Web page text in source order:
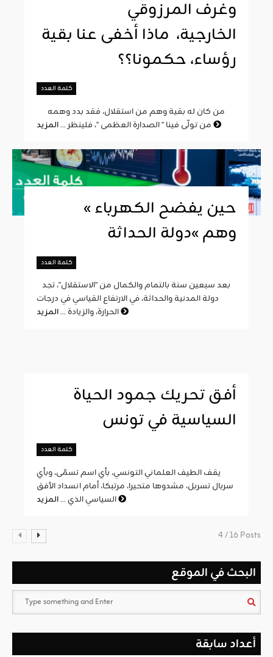
وغرف المرزوقي
الخارجية، ماذا أخفى عنا بقية
رؤساء، حكمونا؟؟
كلمة العدد
من تولّى فينا " الصدارة العظمى "، فلينظر ...
« حين يفضح الكهرباء
وهم »دولة الحداثة
كلمة العدد
دولة المدنية والحداثة، في الارتفاع القياسي في درجات
الحرارة، والزيادة ...
أفق تحريك جمود الحياة
السياسية في تونس
كلمة العدد
يقف الطيف العلماني التونسي، بأي اسم تسمّى، وبأي
سربال تسربل، مشدوها متحيرا، مرتبكا، أمام انسداد الأفق
السياسي الذي ...
4 / 16 Posts
البحث في الموقع
أعداد سابقة